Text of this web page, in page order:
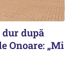
dur după
Onoare: „Mi